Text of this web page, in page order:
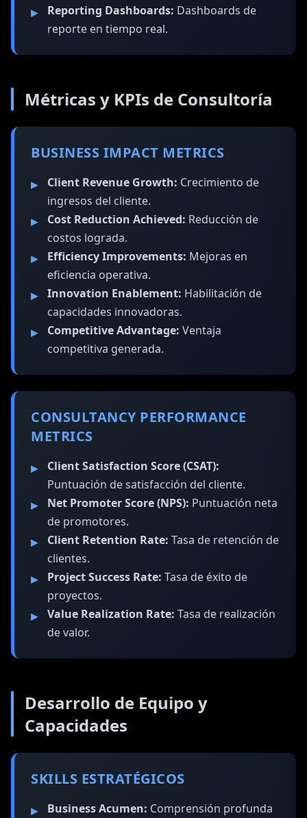
Reporting Dashboards: Dashboards de
reporte en tiempo real.
Métricas y KPIs de Consultoría
BUSINESS IMPACT METRICS
Client Revenue Growth: Crecimiento de
ingresos del cliente.
Cost Reduction Achieved: Reducción de
costos lograda.
Efficiency Improvements: Mejoras en
eficiencia operativa.
Innovation Enablement: Habilitación de
capacidades innovadoras.
Competitive Advantage: Ventaja
competitiva generada.
CONSULTANCY PERFORMANCE
METRICS
Client Satisfaction Score (CSAT):
Puntuación de satisfacción del cliente.
Net Promoter Score (NPS): Puntuación neta
de promotores.
Client Retention Rate: Tasa de retención de
clientes.
Project Success Rate: Tasa de éxito de
proyectos.
Value Realization Rate: Tasa de realización
de valor.
Desarrollo de Equipo y
Capacidades
SKILLS ESTRATÉGICOS
Business Acumen: Comprensión profunda